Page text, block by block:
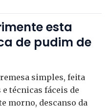
esta
de pudim de
simples, feita
técnicas fáceis de
morno, descanso da